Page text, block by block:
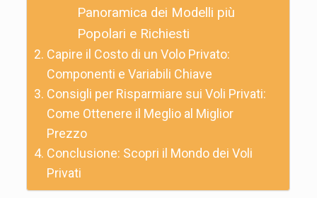
Panoramica dei Modelli più
Popolari e Richiesti
Capire il Costo di un Volo Privato:
Componenti e Variabili Chiave
Consigli per Risparmiare sui Voli Privati:
Come Ottenere il Meglio al Miglior
Prezzo
Conclusione: Scopri il Mondo dei Voli
Privati